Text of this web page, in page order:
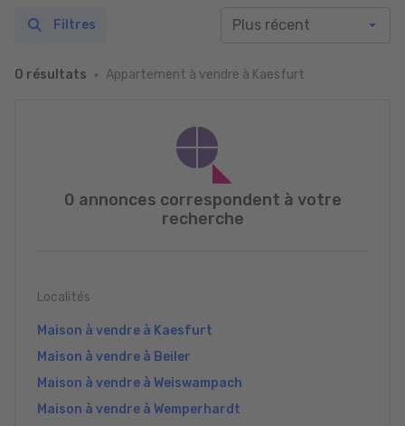
0 résultats Appartement à vendre à Kaesfurt
Filtres
0 annonces correspondent à votre
recherche
Localités
Maison à vendre à Kaesfurt
Maison à vendre à Beiler
Maison à vendre à Weiswampach
Maison à vendre à Wemperhardt